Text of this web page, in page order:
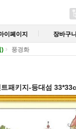
이페이지 장바구니
) 풍경화
패키지-등대섬